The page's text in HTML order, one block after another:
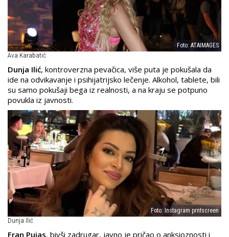
Foto: ATAIMAGES
Ava Karabatić
Dunja Ilić, kontroverzna pevačica, više puta je pokušala da
ide na odvikavanje i psihijatrijsko lečenje. Alkohol, tablete, bili
su samo pokušaji bega iz realnosti, a na kraju se potpuno
povukla iz javnosti.
Foto: Instagram prntscreen
Dunja Ilić
Fran Pujas, bivši zadrugar, javno je pričao o anksioznosti i